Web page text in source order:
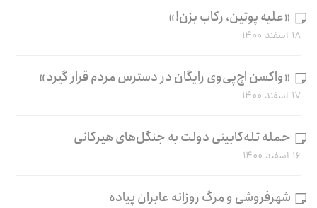
«علیه پوتین، رکاب بزن!»
۱۸ اسفند ۱۴۰۰
«واکسن اچ‌پی‌وی رایگان در دسترس مردم قرار گیرد»
۱۷ اسفند ۱۴۰۰
حمله تله‌کابینی دولت به جنگل‌های هیرکانی
۱۶ اسفند ۱۴۰۰
شهرفروشی و مرگ روزانه عابران پیاده